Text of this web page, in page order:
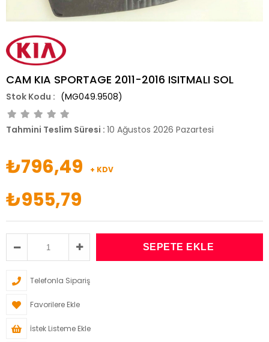
CAM KIA SPORTAGE 2011-2016 ISITMALI SOL
(MG049.9508)
Tahmini Teslim Süresi : 10 Ağustos 2026 Pazartesi
₺796,49 + KDV
₺955,79
Telefonla Sipariş
Favorilere Ekle
İstek Listeme Ekle